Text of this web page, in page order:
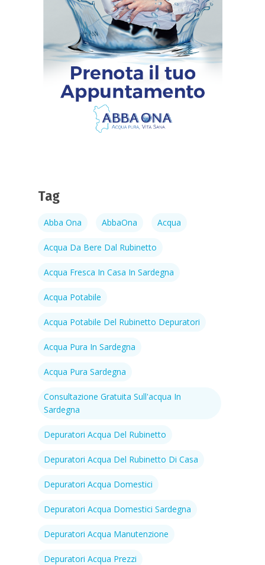
Tag
Abba Ona AbbaOna Acqua
Acqua Da Bere Dal Rubinetto
Acqua Fresca In Casa In Sardegna
Acqua Potabile
Acqua Potabile Del Rubinetto Depuratori
Acqua Pura In Sardegna
Acqua Pura Sardegna
Consultazione Gratuita Sull'acqua In
Sardegna
Depuratori Acqua Del Rubinetto
Depuratori Acqua Del Rubinetto Di Casa
Depuratori Acqua Domestici
Depuratori Acqua Domestici Sardegna
Depuratori Acqua Manutenzione
Depuratori Acqua Prezzi